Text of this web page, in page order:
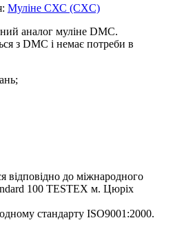
Муліне СХС (CXC)
аналог муліне DMC.
з DMC і немає потреби в
відповідно до міжнародного
100 TESTEX м. Цюріх
стандарту ISO9001:2000.